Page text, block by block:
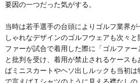
要因の一つだった気がする。
当時は若手選手の台頭によりゴルフ業界
しゃれなデザインのゴルフウェアも次々
ファーが試合で着用した際に「ゴルファー
と批判を受け、着用が禁止されるケースも
ばミニスカートやヘソ出しルックも当初